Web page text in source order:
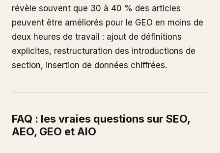
révèle souvent que 30 à 40 % des articles
peuvent être améliorés pour le GEO en moins de
deux heures de travail : ajout de définitions
explicites, restructuration des introductions de
section, insertion de données chiffrées.
FAQ : les vraies questions sur SEO,
AEO, GEO et AIO